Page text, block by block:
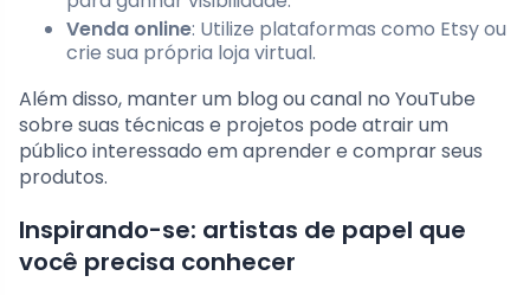
Venda online: Utilize plataformas como Etsy ou
crie sua própria loja virtual.
Além disso, manter um blog ou canal no YouTube
sobre suas técnicas e projetos pode atrair um
público interessado em aprender e comprar seus
produtos.
Inspirando-se: artistas de papel que
você precisa conhecer